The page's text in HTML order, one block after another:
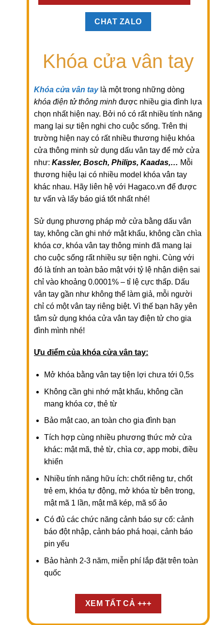
CHAT ZALO
Khóa cửa vân tay
Khóa cửa vân taylà một trong những dòng
khóa điện tử thông minh được nhiều gia đình lựa
chọn nhất hiện nay. Bởi nó có rất nhiều tính năng
mang lại sự tiện nghi cho cuộc sống. Trên thị
trường hiện nay có rất nhiều thương hiệu khóa
cửa thông minh sử dụng dấu vân tay để mở cửa
như: Kassler, Bosch, Philips, Kaadas,… Mỗi
thương hiệu lại có nhiều model khóa vân tay
khác nhau. Hãy liên hệ với Hagaco.vn để được
tư vấn và lấy báo giá tốt nhất nhé!
Sử dụng phương pháp mở cửa bằng dấu vân
tay, không cần ghi nhớ mật khẩu, không cần chìa
khóa cơ, khóa vân tay thông minh đã mang lại
cho cuộc sống rất nhiều sự tiện nghi. Cùng với
đó là tính an toàn bảo mật với tỷ lệ nhận diện sai
chỉ vào khoảng 0.0001% – tỉ lệ cực thấp. Dấu
vân tay gần như không thể làm giả, mỗi người
chỉ có một vân tay riêng biệt. Vì thế bạn hãy yên
tâm sử dụng khóa cửa vân tay điện tử cho gia
đình mình nhé!
Ưu điểm của khóa cửa vân tay:
Mở khóa bằng vân tay tiện lợi chưa tới 0,5s
Không cần ghi nhớ mật khẩu, không cần
mang khóa cơ, thẻ từ
Bảo mật cao, an toàn cho gia đình bạn
Tích hợp cùng nhiều phương thức mở cửa
khác: mật mã, thẻ từ, chìa cơ, app mobi, điều
khiển
Nhiều tính năng hữu ích: chốt riêng tư, chốt
trẻ em, khóa tự động, mở khóa từ bên trong,
mật mã 1 lần, mật mã kép, mã số ảo
Có đủ các chức năng cảnh báo sự cố: cảnh
báo đột nhập, cảnh báo phá hoại, cảnh báo
pin yếu
Bảo hành 2-3 năm, miễn phí lắp đặt trên toàn
quốc
XEM TẤT CẢ +++